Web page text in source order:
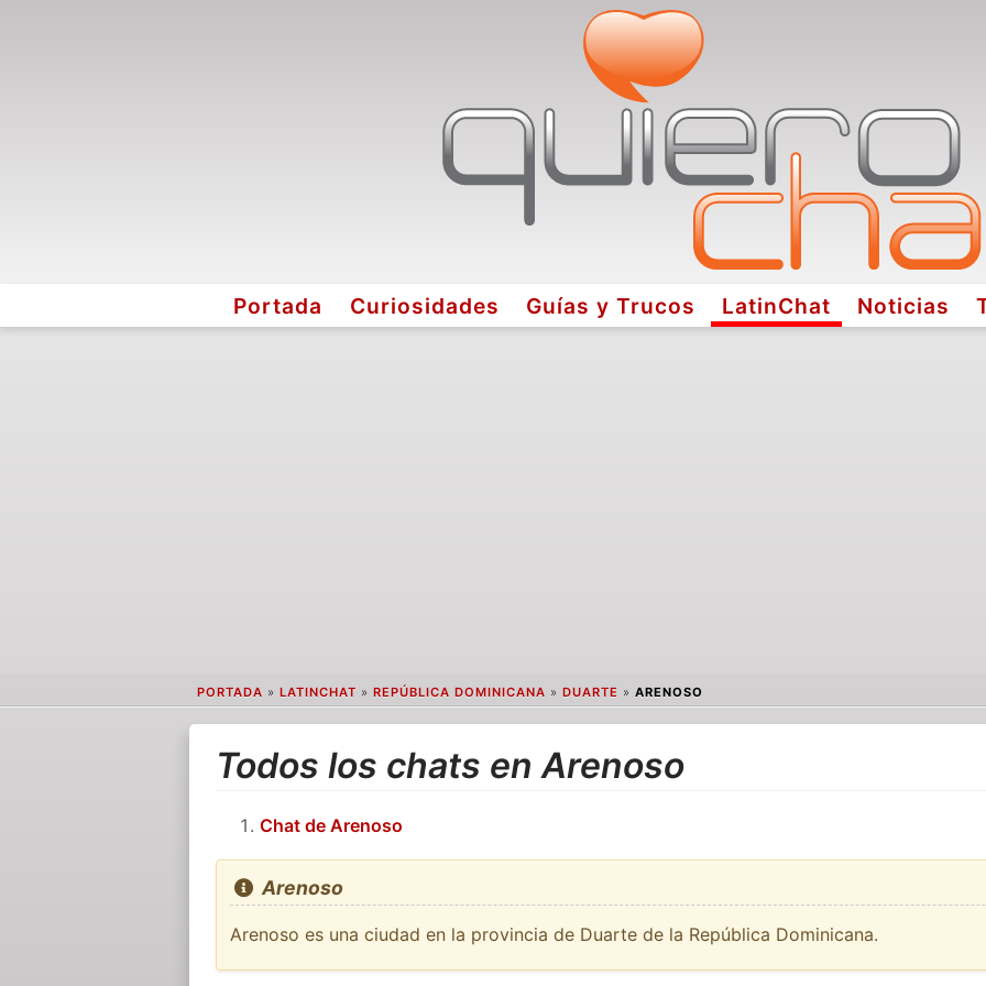
Portada Curiosidades Guías y Trucos LatinChat Noticias
PORTADA » LATINCHAT » REPÚBLICA DOMINICANA » DUARTE » ARENOSO
Todos los chats en Arenoso
Chat de Arenoso
Arenoso
Arenoso es una ciudad en la provincia de Duarte de la República Dominicana.